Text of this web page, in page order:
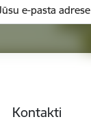
Kontakti